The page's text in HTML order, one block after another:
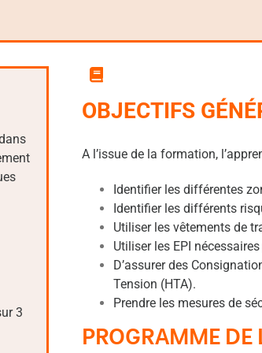
3
OBJECTIFS
A l’issue de la formation,
Identifier les différentes
Identifier les différents
Utiliser les vêtements de
Utiliser les EPI
D’assurer des
Tension (HTA).
Prendre les mesures de
PROGRAMME DE